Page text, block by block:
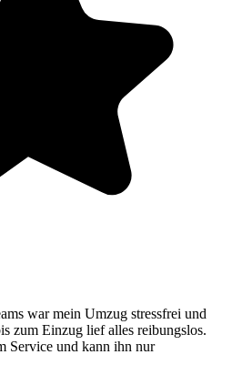
war mein Umzug stressfrei und
zum Einzug lief alles reibungslos.
Service und kann ihn nur